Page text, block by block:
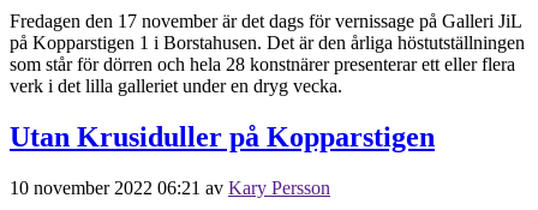
Fredagen den 17 november är det dags för vernissage på Galleri JiL
på Kopparstigen 1 i Borstahusen. Det är den årliga höstutställningen
som står för dörren och hela 28 konstnärer presenterar ett eller flera
verk i det lilla galleriet under en dryg vecka.
Utan Krusiduller på Kopparstigen
10 november 2022 06:21 av Kary Persson